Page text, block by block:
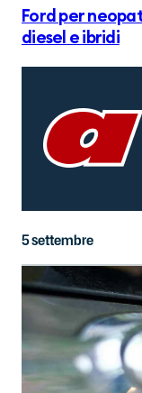
Ford per
diesel e ibridi
5 settembre